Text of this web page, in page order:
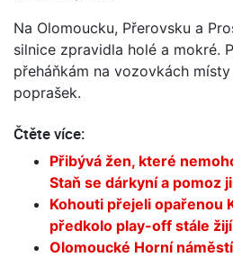
Na Olomoucku, Přerovsku a
silnice zpravidla holé a mokré.
přeháňkám na vozovkách
poprašek.
Čtěte více:
Přibývá žen, které
Staň se dárkyní a pomoz
Kohouti přejeli opařenou
předkolo play-off stále žijí
Olomoucké Horní